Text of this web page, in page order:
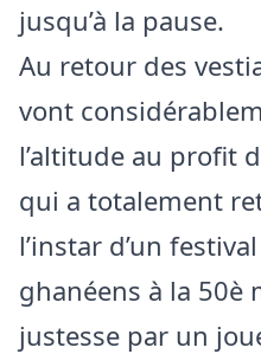
jusqu’à la pause.
Au retour des
vont
l’altitude au profit
qui a totalement
l’instar d’un
ghanéens à la 50è
justesse par un